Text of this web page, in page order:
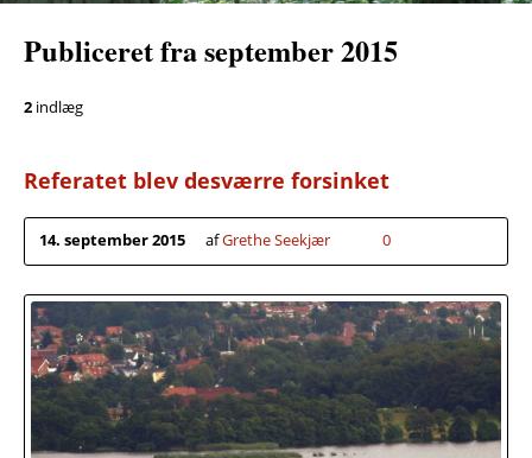
Publiceret fra september 2015
2 indlæg
Referatet blev desværre forsinket
14. september 2015 afGrethe Seekjær 0